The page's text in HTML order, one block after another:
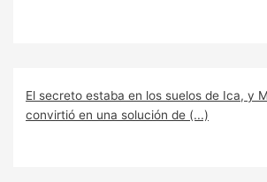
El secreto estaba en los suelos de Ica, y
convirtió en una solución de (...)